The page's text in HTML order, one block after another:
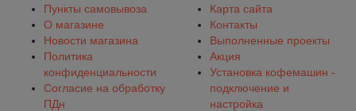
Пункты самовывоза
О магазине
Новости магазина
Политика
конфиденциальности
Согласие на обработку
ПДн
Карта сайта
Контакты
Выполненные проекты
Акция
Установка кофемашин -
подключение и
настройка